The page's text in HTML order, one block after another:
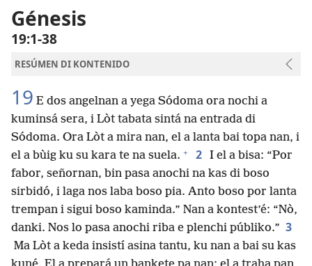
Beibel
Génesis
19:1-38
RESÚMEN DI KONTENIDO
19 E dos angelnan a yega Sódoma ora nochi a
kuminsá sera, i Lòt tabata sintá na entrada di
Sódoma. Ora Lòt a mira nan, el a lanta bai topa nan, i
el a bùig ku su kara te na suela. + 2 I el a bisa: “Por
fabor, señornan, bin pasa anochi na kas di boso
sirbidó, i laga nos laba boso pia. Anto boso por lanta
trempan i sigui boso kaminda.” Nan a kontest’é: “Nò,
danki. Nos lo pasa anochi riba e plenchi públiko.” 3
Ma Lòt a keda insistí asina tantu, ku nan a bai su kas